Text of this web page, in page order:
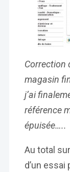
Correction
magasin
j’ai
référence
épuisée…..
Au total
d’un